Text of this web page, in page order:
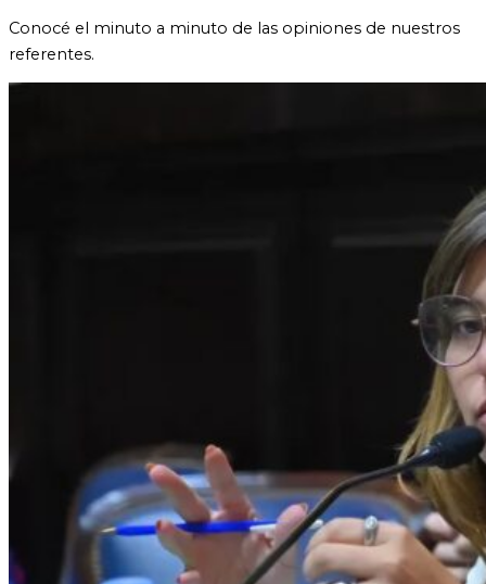
Conocé el minuto a minuto de las opiniones de nuestros
referentes.